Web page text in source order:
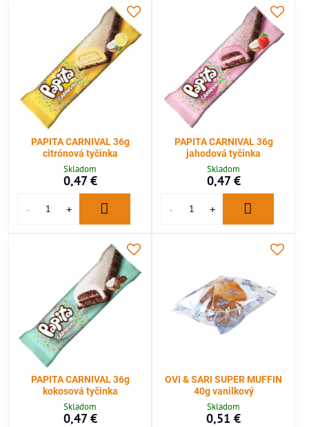
PAPITA CARNIVAL 36g
citrónová tyčinka
Skladom
0,47 €
PAPITA CARNIVAL 36g
jahodová tyčinka
Skladom
0,47 €
PAPITA CARNIVAL 36g
kokosová tyčinka
Skladom
0,47 €
OVI & SARI SUPER MUFFIN
40g vanilkový
Skladom
0,51 €